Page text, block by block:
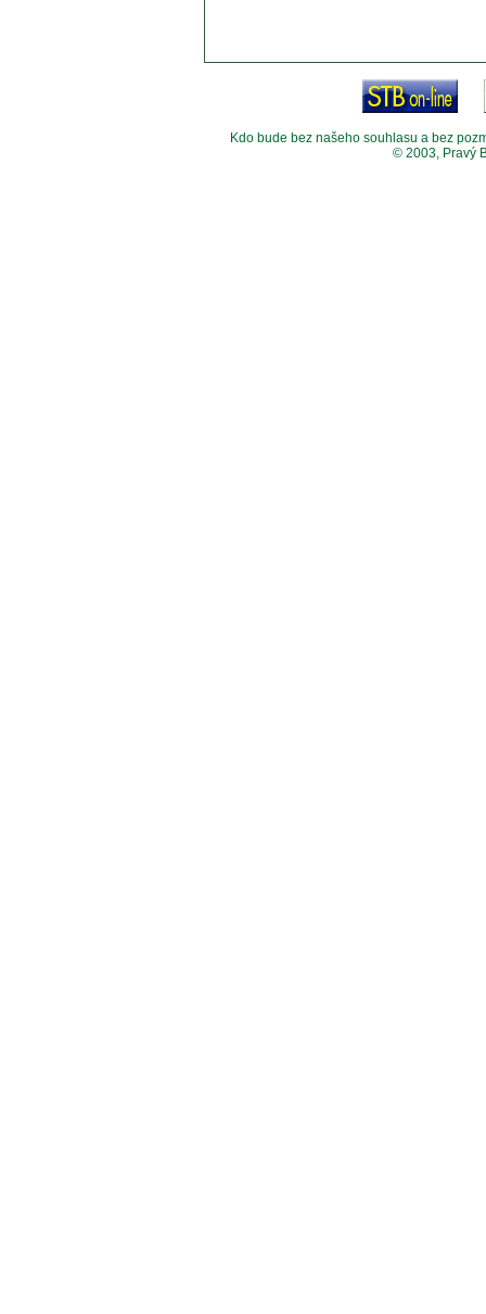
Kdo bude bez našeho souhlasu a bez
© 2003, Pravý